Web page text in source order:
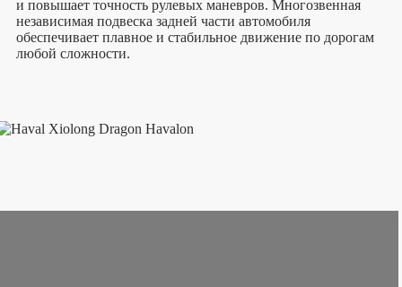
и повышает точность рулевых маневров. Многозвенная
независимая подвеска задней части автомобиля
обеспечивает плавное и стабильное движение по дорогам
любой сложности.